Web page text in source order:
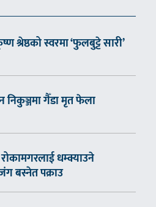
श्रेष्ठको स्वरमा ‘फुलबुट्टे सारी’
निकुञ्जमा गैँडा मृत फेला
धम्क्याउने
बस्नेत पक्राउ